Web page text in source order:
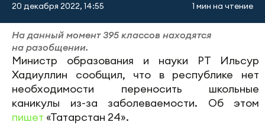
20 декабря 2022, 14:55 1 мин на чтение
На данный момент 395 классов находятся
на разобщении.
Министр образования и науки РТ Ильсур
Хадиуллин сообщил, что в республике нет
необходимости переносить школьные
каникулы из-за заболеваемости. Об этом
пишет «Татарстан 24».